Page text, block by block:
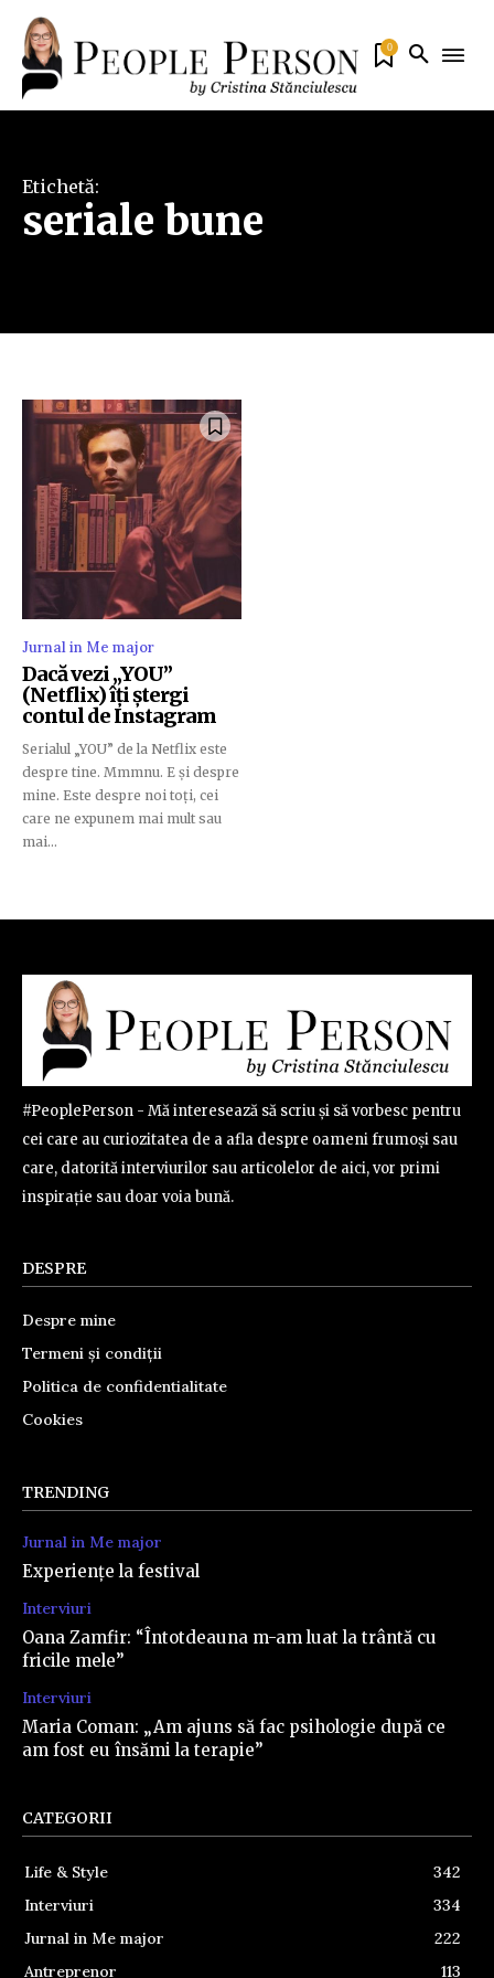
0
Etichetă:
seriale bune
Jurnal in Me major
Dacă vezi „YOU”
(Netflix) îți ștergi
contul de Instagram
Serialul „YOU” de la Netflix este
despre tine. Mmmnu. E și despre
mine. Este despre noi toți, cei
care ne expunem mai mult sau
mai...
#PeoplePerson - Mă interesează să scriu și să vorbesc pentru
cei care au curiozitatea de a afla despre oameni frumoși sau
care, datorită interviurilor sau articolelor de aici, vor primi
inspirație sau doar voia bună.
DESPRE
Despre mine
Termeni și condiții
Politica de confidentialitate
Cookies
TRENDING
Jurnal in Me major
Experiențe la festival
Interviuri
Oana Zamfir: “Întotdeauna m-am luat la trântă cu
fricile mele”
Interviuri
Maria Coman: „Am ajuns să fac psihologie după ce
am fost eu însămi la terapie”
CATEGORII
Life & Style
342
Interviuri
334
Jurnal in Me major
222
Antreprenor
113